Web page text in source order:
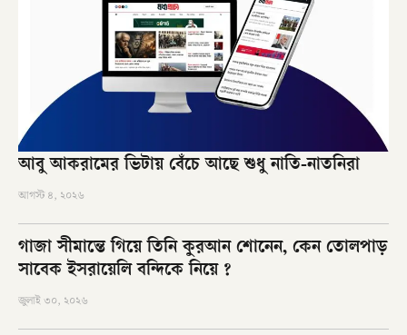
আবু আকরামের ভিটায় বেঁচে আছে শুধু নাতি-নাতনিরা
আগস্ট ৪, ২০২৬
গাজা সীমান্তে গিয়ে তিনি কুরআন শোনেন, কেন তোলপাড়
সাবেক ইসরায়েলি বন্দিকে নিয়ে ?
জুলাই ৩০, ২০২৬